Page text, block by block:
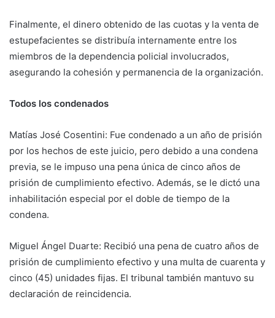
Finalmente, el dinero obtenido de las cuotas y la venta de
estupefacientes se distribuía internamente entre los
miembros de la dependencia policial involucrados,
asegurando la cohesión y permanencia de la organización.
Todos los condenados
Matías José Cosentini: Fue condenado a un año de prisión
por los hechos de este juicio, pero debido a una condena
previa, se le impuso una pena única de cinco años de
prisión de cumplimiento efectivo. Además, se le dictó una
inhabilitación especial por el doble de tiempo de la
condena.
Miguel Ángel Duarte: Recibió una pena de cuatro años de
prisión de cumplimiento efectivo y una multa de cuarenta y
cinco (45) unidades fijas. El tribunal también mantuvo su
declaración de reincidencia.